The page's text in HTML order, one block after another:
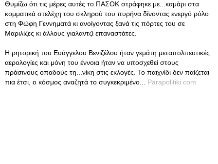
Θυμίζω ότι τις μέρες αυτές το ΠΑΣΟΚ στράφηκε με...καμάρι στα
κομματικά στελέχη του σκληρού του πυρήνα δίνοντας ενεργό ρόλο
στη Φώφη Γεννηματά κι ανοίγοντας ξανά τις πόρτες του σε
Μαριλίζες κι άλλους γιαλαντζί επαναστάτες.
Η ρητορική του Ευάγγελου Βενιζέλου ήταν γεμάτη μεταπολιτευτικές
αερολογίες και μόνη του έννοια ήταν να υποσχεθεί στους
πράσινους οπαδούς τη...νίκη στις εκλογές. Το παιχνίδι δεν παίζεται
πια έτσι, ο κόσμος αναζητά το συγκεκριμένο... Parapolitiki.com